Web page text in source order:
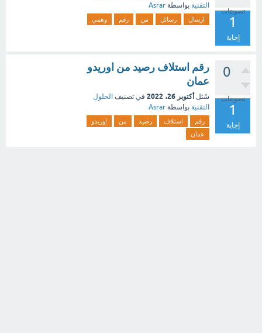
تصويتات
1
إجابة
التقنية بواسطة Asrar
ارسال رسائل من رقم وهمي
0
تصويتات
1
إجابة
رقم استلاف رصيد من اوريدو
عمان
سُئل أكتوبر 26، 2022 في تصنيف الحلول
التقنية بواسطة Asrar
رقم استلاف رصيد من
اوريدو
عمان